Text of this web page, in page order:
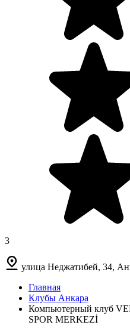
3
улица Неджатибей, 34,
Главная
Клубы Анкара
Компьютерный клуб
SPOR MERKEZİ